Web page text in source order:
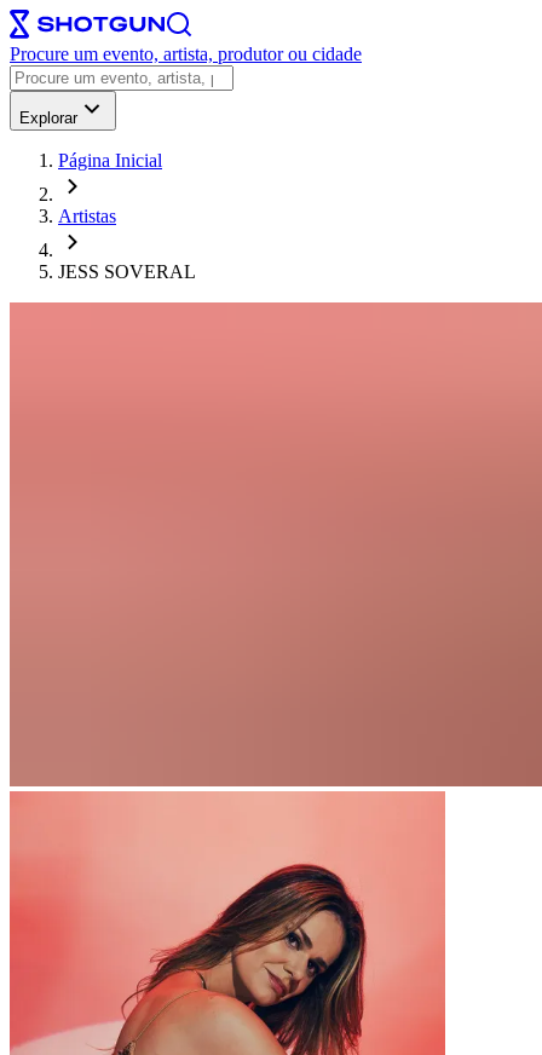
Procure um evento, artista, produtor ou cidade
Explorar
Página Inicial
Artistas
JESS SOVERAL